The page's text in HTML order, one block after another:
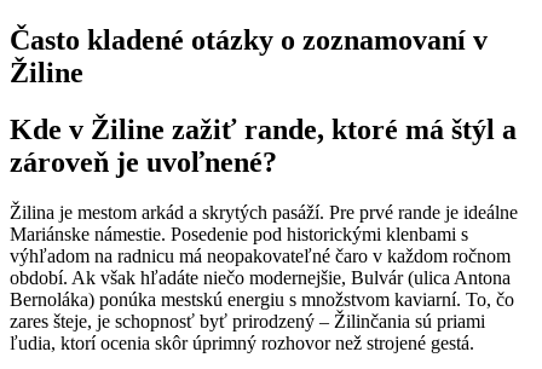
Často kladené otázky o zoznamovaní v
Žiline
Kde v Žiline zažiť rande, ktoré má štýl a
zároveň je uvoľnené?
Žilina je mestom arkád a skrytých pasáží. Pre prvé rande je ideálne
Mariánske námestie. Posedenie pod historickými klenbami s
výhľadom na radnicu má neopakovateľné čaro v každom ročnom
období. Ak však hľadáte niečo modernejšie, Bulvár (ulica Antona
Bernoláka) ponúka mestskú energiu s množstvom kaviarní. To, čo
zares šteje, je schopnosť byť prirodzený – Žilinčania sú priami
ľudia, ktorí ocenia skôr úprimný rozhovor než strojené gestá.